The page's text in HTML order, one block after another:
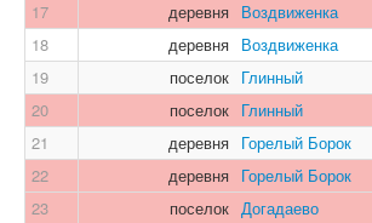
17
деревня Воздвиженка
18
деревня Воздвиженка
19
поселок Глинный
20
поселок Глинный
21
деревня Горелый Борок
22
деревня Горелый Борок
23
поселок Догадаево